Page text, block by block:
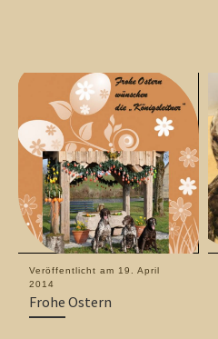
Veröffentlicht am 19. April
2014
Frohe Ostern